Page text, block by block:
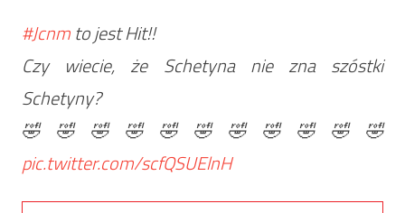
#Jcnmto jest Hit!!
Czy wiecie, że Schetyna nie zna szóstki
Schetyny?
🤣🤣🤣🤣🤣🤣🤣🤣🤣🤣🤣
pic.twitter.com/scfQSUElnH